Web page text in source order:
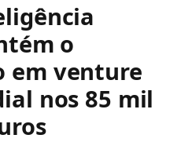
o
em venture
nos 85 mil